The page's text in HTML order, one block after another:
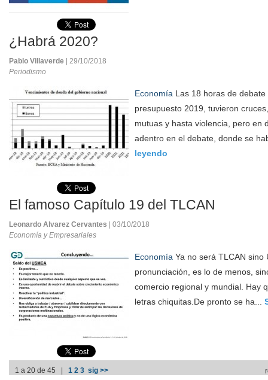
¿Habrá 2020?
Pablo Villaverde
| 29/10/2018
Periodismo
Economía Las 18 horas de
presupuesto 2019, tuvieron
mutuas y hasta violencia, pero en
adentro en el debate, donde se
leyendo
El famoso Capítulo 19 del TLCAN
Leonardo Alvarez Cervantes
| 03/10/2018
Economía y Empresariales
Economía Ya no será TLCAN sino
pronunciación, es lo de menos,
comercio regional y mundial. Hay
letras chiquitas.De pronto se ha...
1 a 20 de 45 | 1 2 3 sig >>